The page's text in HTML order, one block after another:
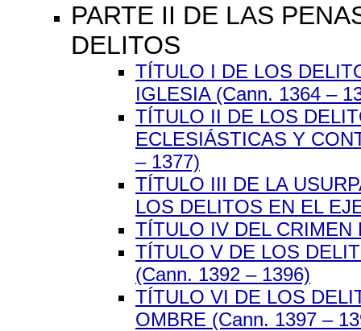
PARTE II DE LAS
DELITOS
TÍTULO I DE LOS
IGLESIA (Cann. 1364 –
TÍTULO II DE LOS
ECLESIÁSTICAS Y
– 1377)
TÍTULO III DE LA
LOS DELITOS EN EL
TÍTULO IV DEL CRIMEN
TÍTULO V DE LOS
(Cann. 1392 – 1396)
TÍTULO VI DE LOS
OMBRE (Cann. 1397 –